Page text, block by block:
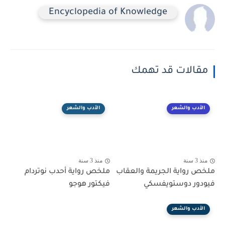
Encyclopedia of Knowledge
مقالات قد تهمك
الأدب والشعر
منذ 3 سنة
ملخص رواية الجريمة والعقاب
فيودور دوستويفسكي
الأدب والشعر
منذ 3 سنة
ملخص رواية أحدب نوتردام
فيكتور هوجو
الأدب والشعر